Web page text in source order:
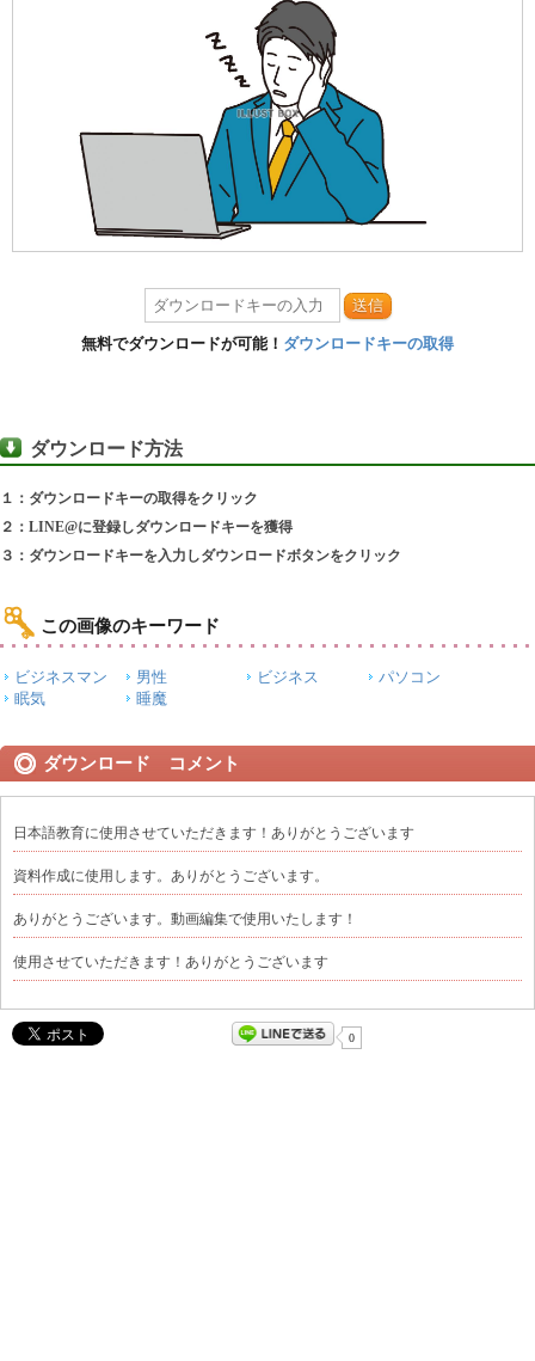
送信
無料でダウンロードが可能！ ダウンロードキーの取得
ダウンロード方法
１：ダウンロードキーの取得をクリック
２：LINE@に登録しダウンロードキーを獲得
３：ダウンロードキーを入力しダウンロードボタンをクリック
この画像のキーワード
ビジネスマン 男性 ビジネス
パソコン
眠気
睡魔
ダウンロード コメント
日本語教育に使用させていただきます！ありがとうございます
資料作成に使用します。ありがとうございます。
ありがとうございます。動画編集で使用いたします！
使用させていただきます！ありがとうございます
0